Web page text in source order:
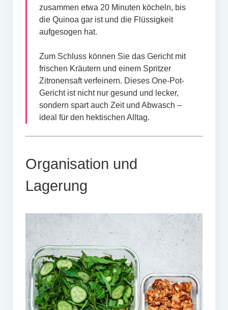
zusammen etwa 20 Minuten köcheln, bis
die Quinoa gar ist und die Flüssigkeit
aufgesogen hat.
Zum Schluss können Sie das Gericht mit
frischen Kräutern und einem Spritzer
Zitronensaft verfeinern. Dieses One-Pot-
Gericht ist nicht nur gesund und lecker,
sondern spart auch Zeit und Abwasch –
ideal für den hektischen Alltag.
Organisation und
Lagerung